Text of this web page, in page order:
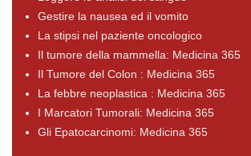
Gestire la nausea ed il vomito
La stipsi nel paziente oncologico
Il tumore della mammella: Medicina 365
Il Tumore del Colon : Medicina 365
La febbre neoplastica : Medicina 365
I Marcatori Tumorali: Medicina 365
Gli Epatocarcinomi: Medicina 365